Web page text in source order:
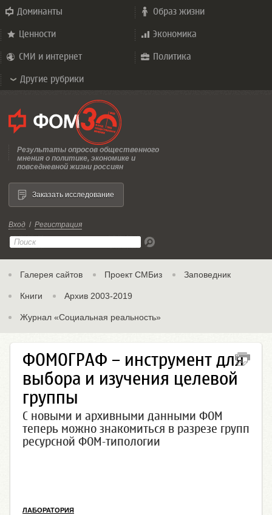
Доминанты Образ жизни
Ценности Экономика
СМИ и интернет Политика
Другие рубрики
Результаты опросов общественного
мнения о политике, экономике и
повседневной жизни россиян
Вход / Регистрация
Галерея сайтов Проект СМБиз Заповедник
Книги Архив 2003-2019
Журнал «Социальная реальность»
Заказать исследование
ФОМОГРАФ – инструмент для
выбора и изучения целевой
группы
С новыми и архивными данными ФОМ
теперь можно знакомиться в разрезе групп
ресурсной ФОМ-типологии
ЛАБОРАТОРИЯ